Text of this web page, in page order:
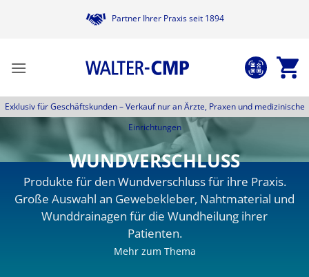
Partner Ihrer Praxis seit 1894
Exklusiv für Geschäftskunden –Verkauf nur an Ärzte, Praxen und medizinische
Einrichtungen
WUNDVERSCHLUSS
Produkte für den Wundverschluss für ihre Praxis.
Große Auswahl an Gewebekleber, Nahtmaterial und
Wunddrainagen für die Wundheilung ihrer
Patienten.
Mehr zum Thema